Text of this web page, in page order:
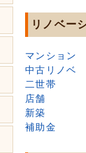
リノベー
マンション
中古リノベ
二世帯
店舗
新築
補助金